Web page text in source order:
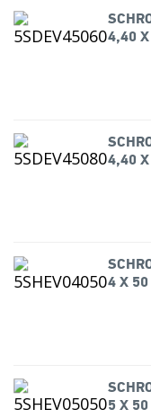
4,40 X
4,40 X
4 X 50
5 X 50